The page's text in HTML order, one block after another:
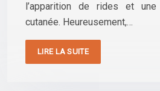
l’apparition de rides et
cutanée. Heureusement,…
LIRE LA SUITE